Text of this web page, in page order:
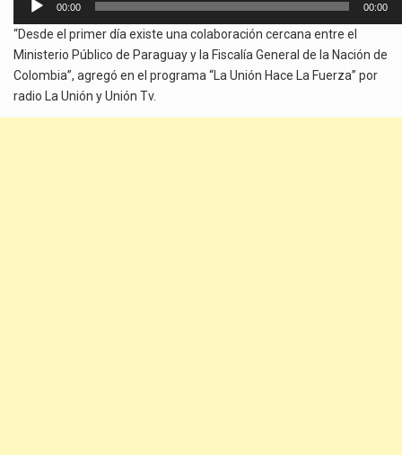
audio
00:00 00:00
“Desde el primer día existe una colaboración cercana entre el
Ministerio Público de Paraguay y la Fiscalía General de la Nación de
Colombia”, agregó en el programa “La Unión Hace La Fuerza” por
radio La Unión y Unión Tv.